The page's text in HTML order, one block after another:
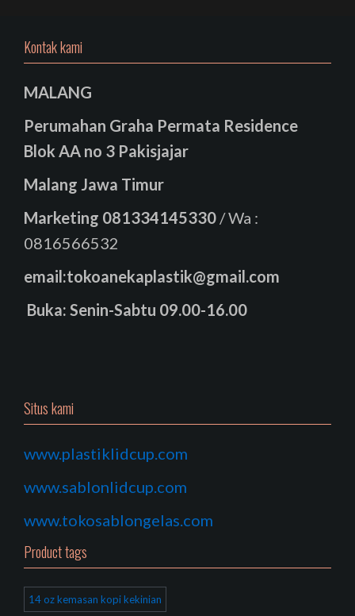
Kontak kami
MALANG
Perumahan Graha Permata Residence
Blok AA no 3 Pakisjajar
Malang Jawa Timur
Marketing 081334145330 / Wa :
0816566532
email:tokoanekaplastik@gmail.com
Buka: Senin-Sabtu 09.00-16.00
Situs kami
www.plastiklidcup.com
www.sablonlidcup.com
www.tokosablongelas.com
Product tags
14 oz kemasan kopi kekinian